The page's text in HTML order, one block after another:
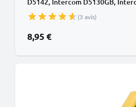
90mAh de subtel(3 avis)
8,95 €